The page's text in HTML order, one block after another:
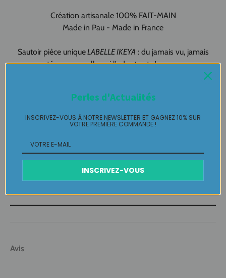
Création artisanale 100% FAIT-MAIN
Made in Pau - Made in France
Sautoir pièce uniqueLABELLE IKEYA : du jamais vu, jamais
porté que par celle qui l'adopte et s'en pare ….
Avis
Perles d'Actualités
INSCRIVEZ-VOUS À NOTRE NEWSLETTER ET GAGNEZ 10% SUR
VOTRE PREMIÈRE COMMANDE !
INSCRIVEZ-VOUS